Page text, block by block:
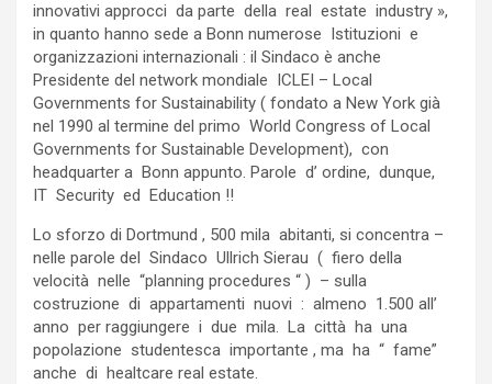
innovativi approcci da parte della real estate industry »,
in quanto hanno sede a Bonn numerose Istituzioni e
organizzazioni internazionali : il Sindaco è anche
Presidente del network mondiale ICLEI – Local
Governments for Sustainability ( fondato a New York già
nel 1990 al termine del primo World Congress of Local
Governments for Sustainable Development), con
headquarter a Bonn appunto. Parole d’ ordine, dunque,
IT Security ed Education !!
Lo sforzo di Dortmund , 500 mila abitanti, si concentra –
nelle parole del Sindaco Ullrich Sierau ( fiero della
velocità nelle “planning procedures “ ) – sulla
costruzione di appartamenti nuovi : almeno 1.500 all’
anno per raggiungere i due mila. La città ha una
popolazione studentesca importante , ma ha “ fame”
anche di healtcare real estate.